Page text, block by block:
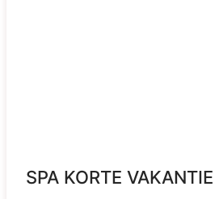
SPA KORTE VAKANTIE